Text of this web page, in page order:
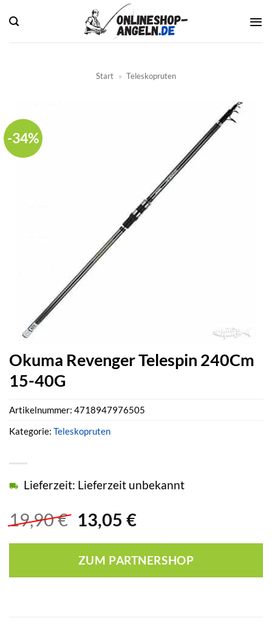
Inhalt
springen
Start » Teleskopruten
-34%
Okuma Revenger Telespin 240Cm
15-40G
19,90€ Ursprünglicher
war:
19,90 €
13,05 €Aktueller
ist:
13,05 €.
Lieferzeit: Lieferzeit unbekannt
ZUM PARTNERSHOP
Artikelnummer: 4718947976505
Kategorie: Teleskopruten